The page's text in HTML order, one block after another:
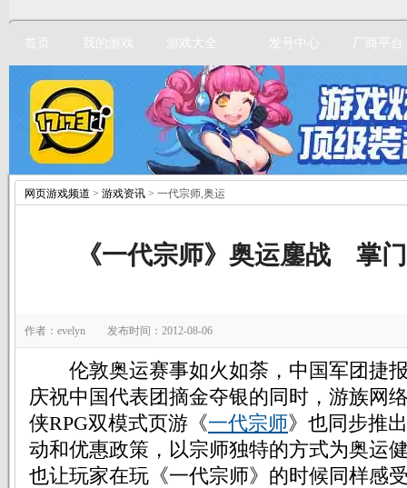
首页 我的游戏 游戏大全 发号中心 厂商平台
网页游戏频道 > 游戏资讯 > 一代宗师,奥运
《一代宗师》奥运鏖战 掌
作者：evelyn 发布时间：2012-08-06
伦敦奥运赛事如火如荼，中国军团捷
庆祝中国代表团摘金夺银的同时，游族网
侠RPG双模式页游《一代宗师》也同步推
动和优惠政策，以宗师独特的方式为奥运
也让玩家在玩《一代宗师》的时候同样感
立即注册